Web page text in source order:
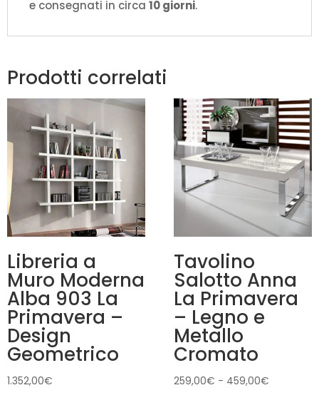
e consegnati in circa 10 giorni.
Prodotti correlati
Libreria a
Muro Moderna
Alba 903 La
Primavera –
Design
Geometrico
1.352,00€
Tavolino
Salotto Anna
La Primavera
– Legno e
Metallo
Cromato
259,00€ - 459,00€